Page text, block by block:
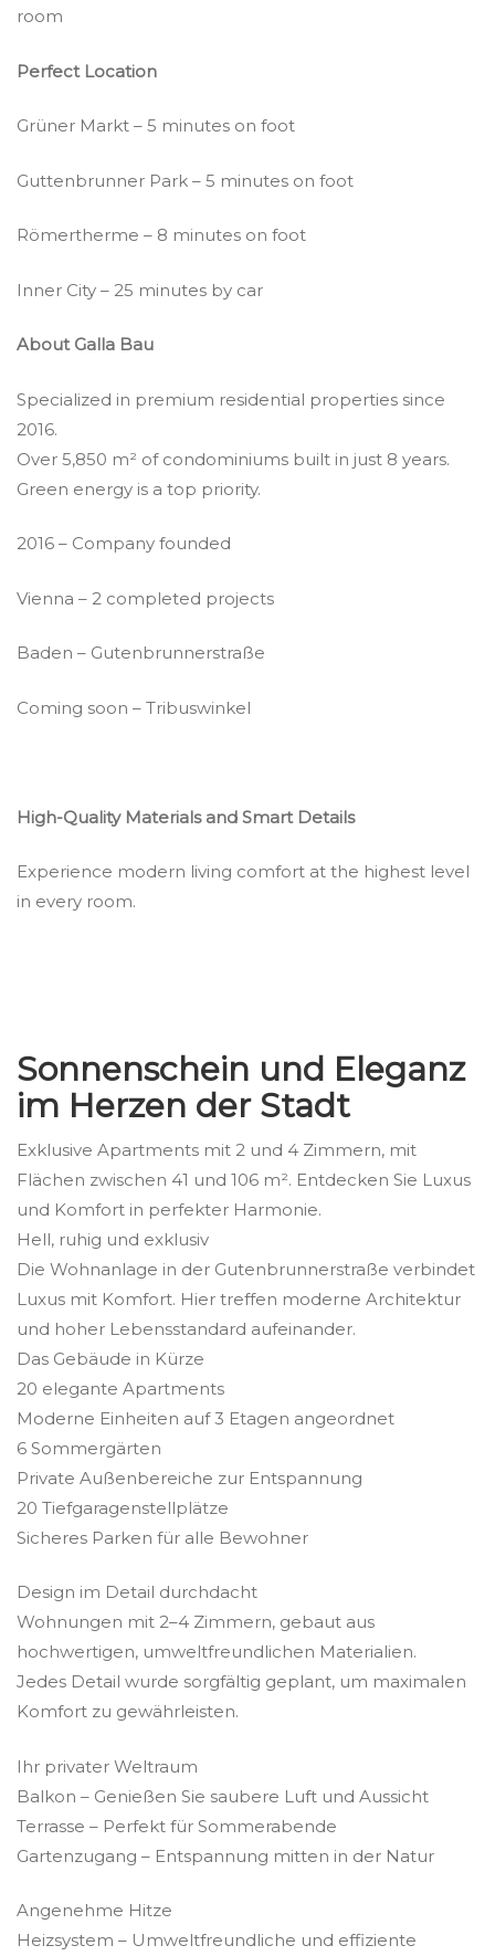
room
Perfect Location
Grüner Markt – 5 minutes on foot
Guttenbrunner Park – 5 minutes on foot
Römertherme – 8 minutes on foot
Inner City – 25 minutes by car
About Galla Bau
Specialized in premium residential properties since
2016.
Over 5,850 m² of condominiums built in just 8 years.
Green energy is a top priority.
2016 – Company founded
Vienna – 2 completed projects
Baden – Gutenbrunnerstraße
Coming soon – Tribuswinkel
High-Quality Materials and Smart Details
Experience modern living comfort at the highest level
in every room.
Sonnenschein und Eleganz
im Herzen der Stadt
Exklusive Apartments mit 2 und 4 Zimmern, mit
Flächen zwischen 41 und 106 m². Entdecken Sie Luxus
und Komfort in perfekter Harmonie.
Hell, ruhig und exklusiv
Die Wohnanlage in der Gutenbrunnerstraße verbindet
Luxus mit Komfort. Hier treffen moderne Architektur
und hoher Lebensstandard aufeinander.
Das Gebäude in Kürze
20 elegante Apartments
Moderne Einheiten auf 3 Etagen angeordnet
6 Sommergärten
Private Außenbereiche zur Entspannung
20 Tiefgaragenstellplätze
Sicheres Parken für alle Bewohner
Design im Detail durchdacht
Wohnungen mit 2–4 Zimmern, gebaut aus
hochwertigen, umweltfreundlichen Materialien.
Jedes Detail wurde sorgfältig geplant, um maximalen
Komfort zu gewährleisten.
Ihr privater Weltraum
Balkon – Genießen Sie saubere Luft und Aussicht
Terrasse – Perfekt für Sommerabende
Gartenzugang – Entspannung mitten in der Natur
Angenehme Hitze
Heizsystem – Umweltfreundliche und effiziente